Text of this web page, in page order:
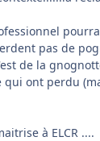
pas de
de la
qui ont perdu
à ELCR ....